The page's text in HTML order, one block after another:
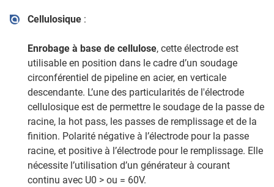
Cellulosique :
Enrobage à base de cellulose, cette électrode est
utilisable en position dans le cadre d’un soudage
circonférentiel de pipeline en acier, en verticale
descendante. L’une des particularités de l'électrode
cellulosique est de permettre le soudage de la passe de
racine, la hot pass, les passes de remplissage et de la
finition. Polarité négative à l’électrode pour la passe
racine, et positive à l’électrode pour le remplissage. Elle
nécessite l’utilisation d’un générateur à courant
continu avec U0 > ou = 60V.